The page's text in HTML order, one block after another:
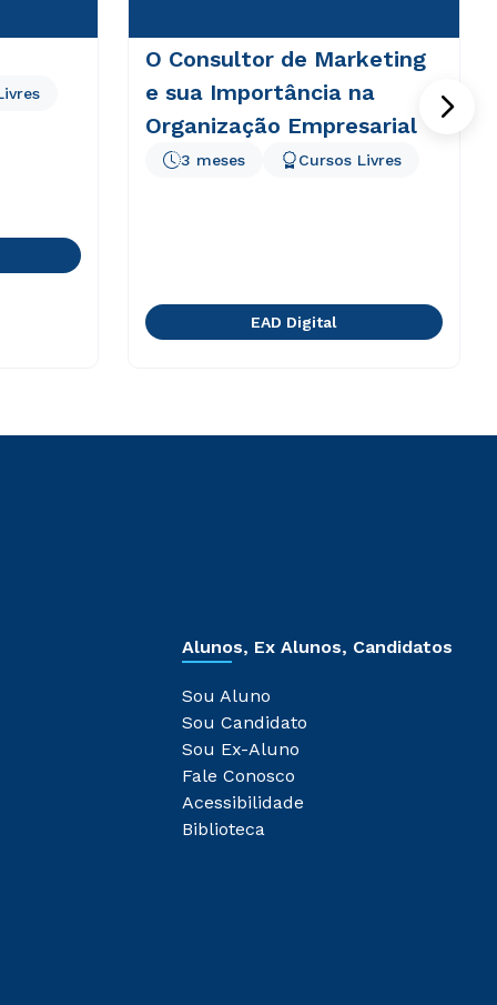
O Consultor de Marketing
e sua Importância na
Organização Empresarial
3 meses Cursos Livres
EAD Digital
Alunos, Ex Alunos, Candidatos
Sou Aluno
Sou Candidato
Sou Ex-Aluno
Fale Conosco
Acessibilidade
Biblioteca